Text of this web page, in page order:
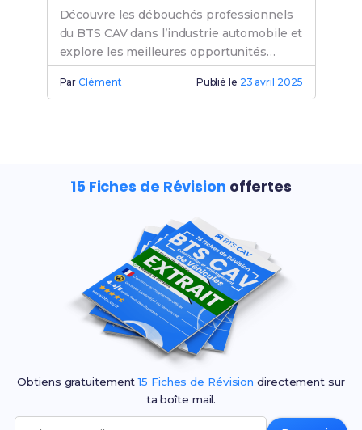
Découvre les débouchés professionnels
du BTS CAV dans l’industrie automobile et
explore les meilleures opportunités
d’emploi CAV après ta formation.
ParClément Publié le 23 avril 2025
15 Fiches de Révision offertes
Obtiens gratuitement15 Fiches de Révision directement sur
ta boîte mail.